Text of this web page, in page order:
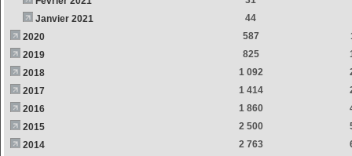
Janvier 2021
44
2020
587
2019
825
2018
1 092
2017
1 414
2016
1 860
2015
2 500
2014
2 763